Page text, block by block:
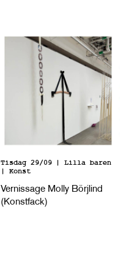
kornighet. Efter att
grunden är satt
appliceras de
kroppsliga formerna som
för tankarna till
klassiskt måleri och
teckning, men i
kontrast mot den här
grova ytan. Paola har
fördjupat sig i
färglära och nyanser
som ska påminna om
oljemåleri, men helt
utfört i akryl,
effekten blir en
Tisdag 29/09 | Lilla baren
| Konst
Vernissage Molly Börjlind
(Konstfack)